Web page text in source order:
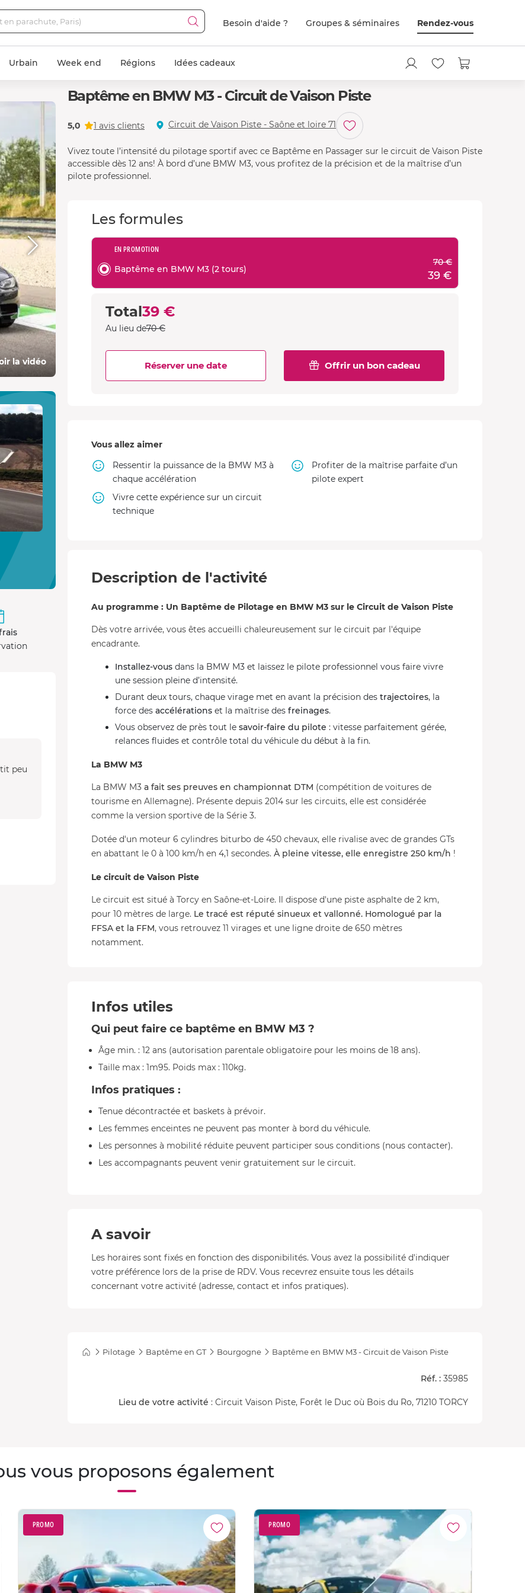
Besoin d'aide ? Groupes & séminaires Rendez-vous
Urbain Week end Régions Idées cadeaux
Baptême en BMW M3 - Circuit de Vaison Piste
5,0 1 avis clients Circuit de Vaison Piste - Saône et loire 71
Vivez toute l’intensité du pilotage sportif avec ce Baptême en Passager sur le circuit de Vaison Piste
accessible dès 12 ans! À bord d’une BMW M3, vous profitez de la précision et de la maîtrise d’un
pilote professionnel.
Les formules
EN PROMOTION
Baptême en BMW M3 (2 tours)
70 €
39 €
Total39 €
Au lieu de70 €
Offrir un bon cadeau
Réserver une date
Vous allez aimer
Ressentir la puissance de la BMW M3 à
chaque accélération
Profiter de la maîtrise parfaite d’un
pilote expert
Vivre cette expérience sur un circuit
technique
Description de l'activité
Au programme : Un Baptême de Pilotage en BMW M3 sur le Circuit de Vaison Piste
Dès votre arrivée, vous êtes accueilli chaleureusement sur le circuit par l'équipe
encadrante.
Installez-vous dans la BMW M3 et laissez le pilote professionnel vous faire vivre
une session pleine d’intensité.
Durant deux tours, chaque virage met en avant la précision des trajectoires, la
force des accélérations et la maîtrise des freinages.
Vous observez de près tout le savoir-faire du pilote : vitesse parfaitement gérée,
relances fluides et contrôle total du véhicule du début à la fin.
La BMW M3
La BMW M3 a fait ses preuves en championnat DTM (compétition de voitures de
tourisme en Allemagne). Présente depuis 2014 sur les circuits, elle est considérée
comme la version sportive de la Série 3.
Dotée d'un moteur 6 cylindres biturbo de 450 chevaux, elle rivalise avec de grandes GTs
en abattant le 0 à 100 km/h en 4,1 secondes. À pleine vitesse, elle enregistre 250 km/h !
Le circuit de Vaison Piste
Le circuit est situé à Torcy en Saône-et-Loire. Il dispose d'une piste asphalte de 2 km,
pour 10 mètres de large. Le tracé est réputé sinueux et vallonné. Homologué par la
FFSA et la FFM, vous retrouvez 11 virages et une ligne droite de 650 mètres
notamment.
Infos utiles
Qui peut faire ce baptême en BMW M3 ?
Âge min. : 12 ans (autorisation parentale obligatoire pour les moins de 18 ans).
Taille max : 1m95. Poids max : 110kg.
Infos pratiques :
Tenue décontractée et baskets à prévoir.
Les femmes enceintes ne peuvent pas monter à bord du véhicule.
Les personnes à mobilité réduite peuvent participer sous conditions (nous contacter).
Les accompagnants peuvent venir gratuitement sur le circuit.
A savoir
Les horaires sont fixés en fonction des disponibilités. Vous avez la possibilité d'indiquer
votre préférence lors de la prise de RDV. Vous recevrez ensuite tous les détails
concernant votre activité (adresse, contact et infos pratiques).
Pilotage Baptême en GT Bourgogne Baptême en BMW M3 - Circuit de Vaison Piste
Réf. : 35985
Lieu de votre activité : Circuit Vaison Piste, Forêt le Duc où Bois du Ro, 71210 TORCY
la vidéo
peu
vous proposons également
PROMO PROMO